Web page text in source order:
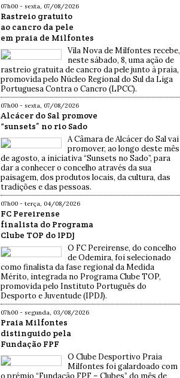
07h00 - sexta, 07/08/2026
Rastreio gratuito
ao cancro da pele
em praia de Milfontes
Vila Nova de Milfontes recebe,
neste sábado, 8, uma ação de
rastreio gratuita de cancro da pele junto à praia,
promovida pelo Núcleo Regional do Sul da Liga
Portuguesa Contra o Cancro (LPCC).
07h00 - sexta, 07/08/2026
Alcácer do Sal promove
“sunsets” no rio Sado
A Câmara de Alcácer do Sal vai
promover, ao longo deste mês
de agosto, a iniciativa “Sunsets no Sado”, para
dar a conhecer o concelho através da sua
paisagem, dos produtos locais, da cultura, das
tradições e das pessoas.
07h00 - terça, 04/08/2026
FC Pereirense
finalista do Programa
Clube TOP do IPDJ
O FC Pereirense, do concelho
de Odemira, foi selecionado
como finalista da fase regional da Medida
Mérito, integrada no Programa Clube TOP,
promovida pelo Instituto Português do
Desporto e Juventude (IPDJ).
07h00 - segunda, 03/08/2026
Praia Milfontes
distinguido pela
Fundação FPF
O Clube Desportivo Praia
Milfontes foi galardoado com